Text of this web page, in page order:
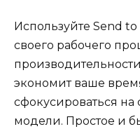
Используйте Send
своего рабочего
экономит ваше
сфокусироваться
модели. Простое и